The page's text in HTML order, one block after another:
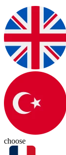
choose